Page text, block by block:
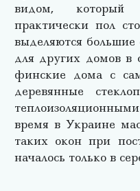
видом, который
практически пол
выделяются большие
для других домов в
финские дома с
деревянные
время в Украине
таких окон при
началось только в